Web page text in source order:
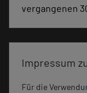
vergangenen
Impressum
Für die